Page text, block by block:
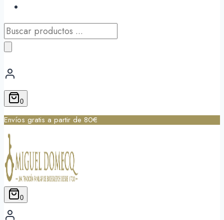
Búsqueda
de
0
Envíos gratis a partir de 80€
0